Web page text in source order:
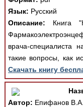
Язык: Русский
Описание: Книга
врача-специалиста
такие вопросы, как
Скачать книгу
Автор: Епифанов